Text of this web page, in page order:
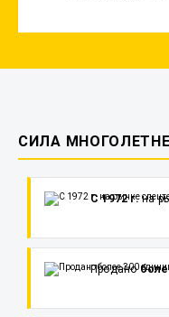
СИЛА
С 1972 г.на
Продано